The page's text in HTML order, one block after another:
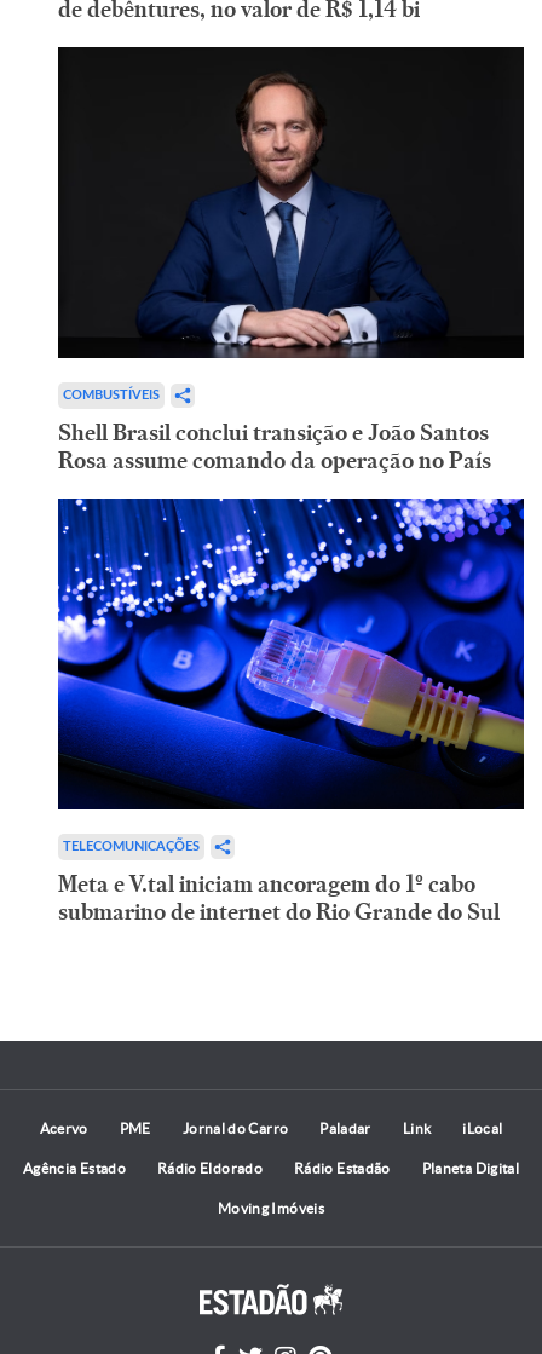
de debêntures, no valor de R$ 1,14 bi
COMBUSTÍVEIS
Shell Brasil conclui transição e João Santos
Rosa assume comando da operação no País
TELECOMUNICAÇÕES
Meta e V.tal iniciam ancoragem do 1º cabo
submarino de internet do Rio Grande do Sul
Acervo PME Jornal do Carro Paladar Link iLocal
Agência Estado Rádio Eldorado Rádio Estadão Planeta Digital
Moving Imóveis